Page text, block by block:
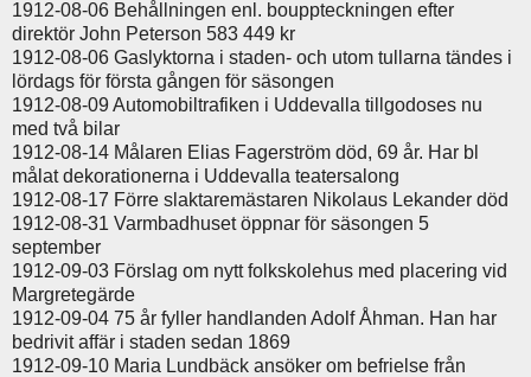
1912-08-06 Behållningen enl. bouppteckningen efter
direktör John Peterson 583 449 kr
1912-08-06 Gaslyktorna i staden- och utom tullarna tändes i
lördags för första gången för säsongen
1912-08-09 Automobiltrafiken i Uddevalla tillgodoses nu
med två bilar
1912-08-14 Målaren Elias Fagerström död, 69 år. Har bl
målat dekorationerna i Uddevalla teatersalong
1912-08-17 Förre slaktaremästaren Nikolaus Lekander död
1912-08-31 Varmbadhuset öppnar för säsongen 5
september
1912-09-03 Förslag om nytt folkskolehus med placering vid
Margretegärde
1912-09-04 75 år fyller handlanden Adolf Åhman. Han har
bedrivit affär i staden sedan 1869
1912-09-10 Maria Lundbäck ansöker om befrielse från